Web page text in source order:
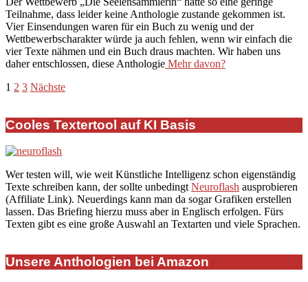
Teilnahme, dass leider keine Anthologie zustande gekommen ist.
Vier Einsendungen waren für ein Buch zu wenig und der
Wettbewerbscharakter würde ja auch fehlen, wenn wir einfach die
vier Texte nähmen und ein Buch draus machten. Wir haben uns
daher entschlossen, diese Anthologie Mehr davon?
Seitennummerierung
Beiträge
1 2 3 Nächste
Cooles Textertool auf KI Basis
Wer testen will, wie weit Künstliche Intelligenz schon eigenständig
Texte schreiben kann, der sollte unbedingt Neuroflash ausprobieren
(Affiliate Link). Neuerdings kann man da sogar Grafiken erstellen
lassen. Das Briefing hierzu muss aber in Englisch erfolgen. Fürs
Texten gibt es eine große Auswahl an Textarten und viele Sprachen.
Unsere Anthologien bei Amazon